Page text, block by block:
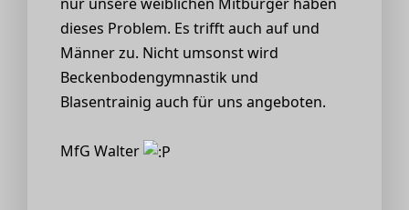
dieses Problem. Es trifft auch auf und
Männer zu. Nicht umsonst wird
Beckenbodengymnastik und
Blasentrainig auch für uns angeboten.
MfG Walter